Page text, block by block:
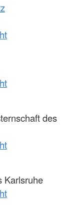
des
Karlsruhe